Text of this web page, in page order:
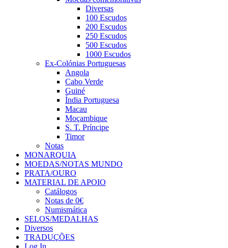
Diversas
100 Escudos
200 Escudos
250 Escudos
500 Escudos
1000 Escudos
Ex-Colónias Portuguesas
Angola
Cabo Verde
Guiné
Índia Portuguesa
Macau
Moçambique
S. T. Príncipe
Timor
Notas
MONARQUIA
MOEDAS/NOTAS MUNDO
PRATA/OURO
MATERIAL DE APOIO
Catálogos
Notas de 0€
Numismática
SELOS/MEDALHAS
Diversos
TRADUÇÕES